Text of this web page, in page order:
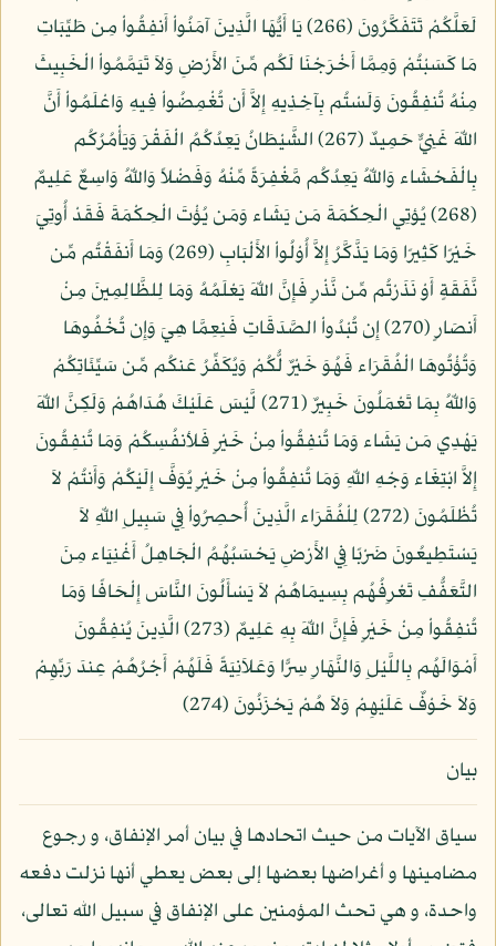
لَعَلَّكُمْ تَتَفَكَّرُونَ (266) يَا أَيُّهَا الَّذِينَ آمَنُواْ أَنفِقُواْ مِن طَيِّبَاتِ
مَا كَسَبْتُمْ وَمِمَّا أَخْرَجْنَا لَكُم مِّنَ الأَرْضِ وَلاَ تَيَمَّمُواْ الْخَبِيثَ
مِنْهُ تُنفِقُونَ وَلَسْتُم بِآخِذِيهِ إِلاَّ أَن تُغْمِضُواْ فِيهِ وَاعْلَمُواْ أَنَّ
اللّهَ غَنِيٌّ حَمِيدٌ (267) الشَّيْطَانُ يَعِدُكُمُ الْفَقْرَ وَيَأْمُرُكُم
بِالْفَحْشَاء وَاللّهُ يَعِدُكُم مَّغْفِرَةً مِّنْهُ وَفَضْلاً وَاللّهُ وَاسِعٌ عَلِيمٌ
(268) يُؤتِي الْحِكْمَةَ مَن يَشَاء وَمَن يُؤْتَ الْحِكْمَةَ فَقَدْ أُوتِيَ
خَيْرًا كَثِيرًا وَمَا يَذَّكَّرُ إِلاَّ أُوْلُواْ الأَلْبَابِ (269) وَمَا أَنفَقْتُم مِّن
نَّفَقَةٍ أَوْ نَذَرْتُم مِّن نَّذْرٍ فَإِنَّ اللّهَ يَعْلَمُهُ وَمَا لِلظَّالِمِينَ مِنْ
أَنصَارٍ (270) إِن تُبْدُواْ الصَّدَقَاتِ فَنِعِمَّا هِيَ وَإِن تُخْفُوهَا
وَتُؤْتُوهَا الْفُقَرَاء فَهُوَ خَيْرٌ لُّكُمْ وَيُكَفِّرُ عَنكُم مِّن سَيِّئَاتِكُمْ
وَاللّهُ بِمَا تَعْمَلُونَ خَبِيرٌ (271) لَّيْسَ عَلَيْكَ هُدَاهُمْ وَلَكِنَّ اللّهَ
يَهْدِي مَن يَشَاء وَمَا تُنفِقُواْ مِنْ خَيْرٍ فَلأنفُسِكُمْ وَمَا تُنفِقُونَ
إِلاَّ ابْتِغَاء وَجْهِ اللّهِ وَمَا تُنفِقُواْ مِنْ خَيْرٍ يُوَفَّ إِلَيْكُمْ وَأَنتُمْ لاَ
تُظْلَمُونَ (272) لِلْفُقَرَاء الَّذِينَ أُحصِرُواْ فِي سَبِيلِ اللّهِ لاَ
يَسْتَطِيعُونَ ضَرْبًا فِي الأَرْضِ يَحْسَبُهُمُ الْجَاهِلُ أَغْنِيَاء مِنَ
التَّعَفُّفِ تَعْرِفُهُم بِسِيمَاهُمْ لاَ يَسْأَلُونَ النَّاسَ إِلْحَافًا وَمَا
تُنفِقُواْ مِنْ خَيْرٍ فَإِنَّ اللّهَ بِهِ عَلِيمٌ (273) الَّذِينَ يُنفِقُونَ
أَمْوَالَهُم بِاللَّيْلِ وَالنَّهَارِ سِرًّا وَعَلاَنِيَةً فَلَهُمْ أَجْرُهُمْ عِندَ رَبِّهِمْ
وَلاَ خَوْفٌ عَلَيْهِمْ وَلاَ هُمْ يَحْزَنُونَ (274)
بيان
سياق الآيات من حيث اتحادها في بيان أمر الإنفاق، و رجوع
مضامينها و أغراضها بعضها إلى بعض يعطي أنها نزلت دفعه
واحدة، و هي تحث المؤمنين على الإنفاق في سبيل الله تعالى،